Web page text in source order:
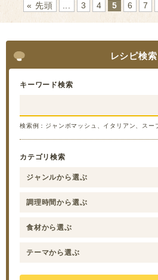
« 先頭 3 4 5 6 7
レシピ検索
キーワード検索
検索例：ジャンボマッシュ、イタリアン、スー
カテゴリ検索
ジャンルから選ぶ
調理時間から選ぶ
食材から選ぶ
テーマから選ぶ